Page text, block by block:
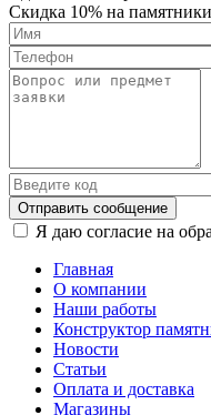
Скидка 10% на
Отправить сообщение
Я даю согласие на
Главная
О компании
Наши работы
Конструктор
Новости
Статьи
Оплата и доставка
Магазины